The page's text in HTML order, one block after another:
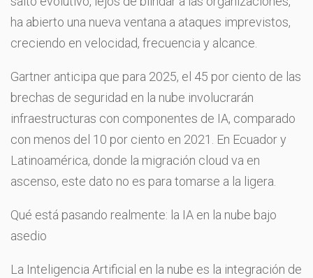
ha abierto una nueva ventana a ataques imprevistos,
creciendo en velocidad, frecuencia y alcance.
Gartner anticipa que para 2025, el 45 por ciento de las
brechas de seguridad en la nube involucrarán
infraestructuras con componentes de IA, comparado
con menos del 10 por ciento en 2021. En Ecuador y
Latinoamérica, donde la migración cloud va en
ascenso, este dato no es para tomarse a la ligera.
Qué está pasando realmente: la IA en la nube bajo
asedio
La Inteligencia Artificial en la nube es la integración de